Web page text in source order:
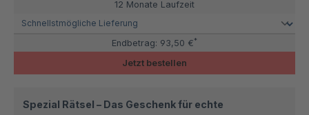
12 Monate Laufzeit
Endbetrag: 93,50 €*
Jetzt bestellen
Spezial Rätsel – Das Geschenk für echte